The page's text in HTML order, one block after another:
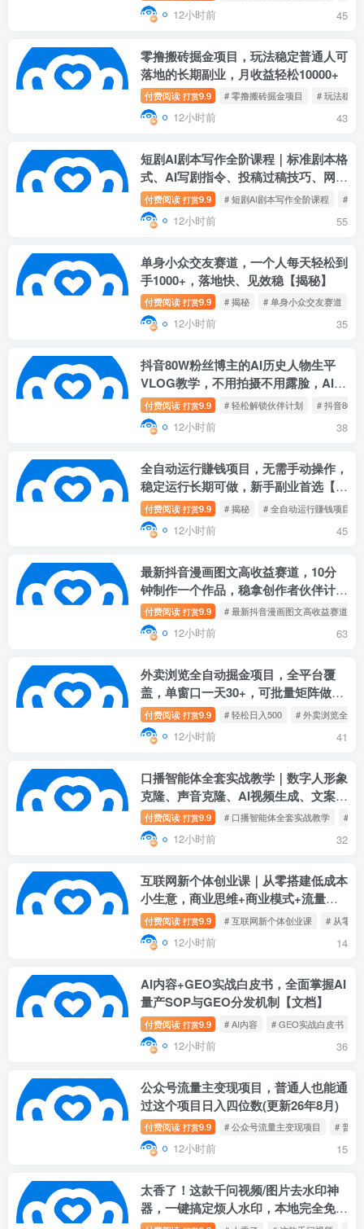
12小时前 45
零撸搬砖掘金项目，玩法稳定普通人可
落地的长期副业，月收益轻松10000+
付费阅读 打赏9.9 # 零撸搬砖掘金项目 # 玩法稳定
12小时前 43
短剧AI剧本写作全阶课程｜标准剧本格
式、AI写剧指令、投稿过稿技巧、网文
改编、主线剧情把控、审稿避坑全套实
操教学
付费阅读 打赏9.9 # 短剧AI剧本写作全阶课程 # 标
12小时前 55
单身小众交友赛道，一个人每天轻松到
手1000+，落地快、见效稳【揭秘】
付费阅读 打赏9.9 # 揭秘 # 单身小众交友赛道
12小时前 35
抖音80W粉丝博主的AI历史人物生平
VLOG教学，不用拍摄不用露脸，AI帮
你搞定，轻松解锁伙伴计划+精选收益
付费阅读 打赏9.9 # 轻松解锁伙伴计划 # 抖音80W
12小时前 38
全自动运行賺钱项目，无需手动操作，
稳定运行长期可做，新手副业首选【揭
秘】
付费阅读 打赏9.9 # 揭秘 # 全自动运行賺钱项目
12小时前 45
最新抖音漫画图文高收益赛道，10分
钟制作一个作品，稳拿创作者伙伴计划
收益
付费阅读 打赏9.9 # 最新抖音漫画图文高收益赛道
12小时前 63
外卖浏览全自动掘金项目，全平台覆
盖，单窗口一天30+，可批量矩阵做，
轻松日入500+【揭秘】
付费阅读 打赏9.9 # 轻松日入500 # 外卖浏览全自
12小时前 41
口播智能体全套实战教学｜数字人形象
克隆、声音克隆、AI视频生成、文案改
写、软件配置零基础落地课
付费阅读 打赏9.9 # 口播智能体全套实战教学 # 数
12小时前 32
互联网新个体创业课｜从零搭建低成本
小生意，商业思维+商业模式+流量实
战+个人成长全闭环教程
付费阅读 打赏9.9 # 互联网新个体创业课 # 从零搭
12小时前 14
AI内容+GEO实战白皮书，全面掌握AI
量产SOP与GEO分发机制【文档】
付费阅读 打赏9.9 # AI内容 # GEO实战白皮书
12小时前 36
公众号流量主变现项目，普通人也能通
过这个项目日入四位数(更新26年8月)
付费阅读 打赏9.9 # 公众号流量主变现项目 # 普通
12小时前 15
太香了！这款千问视频/图片去水印神
器，一键搞定烦人水印，本地完全免